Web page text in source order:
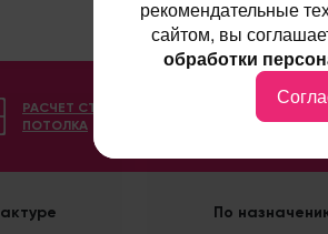
РАСЧЕТ СТОИМОСТИ
ПОТОЛКА
ОПЛАТА
ON-LINE
По
рекомендательные
сайтом, вы
обработки